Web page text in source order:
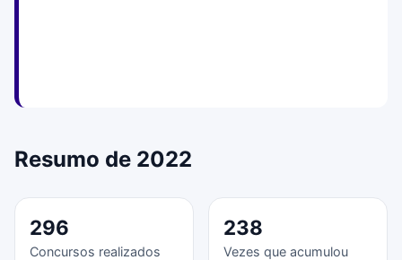
Resumo de 2022
296
Concursos realizados
238
Vezes que acumulou